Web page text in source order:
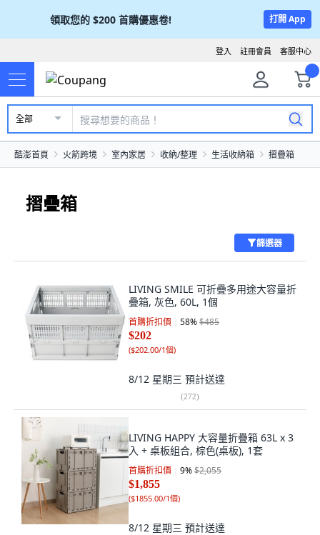
領取您的 $200 首購優惠卷! 打開 App
客服中心
註冊會員
登入
全部
酷澎首頁 火箭跨境 室內家居 收納/整理 生活收納箱 摺疊箱
摺疊箱
篩選器
LIVING SMILE 可折疊多用途大容量折
疊箱, 灰色, 60L, 1個
首購折扣價 58%$485
$202
($202.00/1個)
8/12 星期三 預計送達
(272)
LIVING HAPPY 大容量折疊箱 63L x 3
入 + 桌板組合, 棕色(桌板), 1套
首購折扣價 9%$2,055
$1,855
($1855.00/1個)
8/12 星期三 預計送達